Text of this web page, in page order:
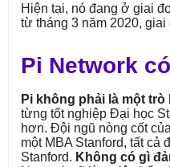
Hiện tại, nó đang ở giai
từ tháng 3 năm 2020, giai
Pi Network
Pi không phải là một trò
từng tốt nghiệp Đại học
hơn. Đội ngũ nòng cốt
một MBA Stanford, tất cả
Stanford. Không có gì